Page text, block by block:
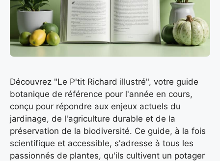
Découvrez "Le P'tit Richard illustré", votre guide
botanique de référence pour l'année en cours,
conçu pour répondre aux enjeux actuels du
jardinage, de l'agriculture durable et de la
préservation de la biodiversité. Ce guide, à la fois
scientifique et accessible, s'adresse à tous les
passionnés de plantes, qu'ils cultivent un potager